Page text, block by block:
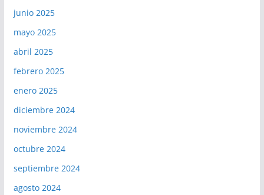
junio 2025
mayo 2025
abril 2025
febrero 2025
enero 2025
diciembre 2024
noviembre 2024
octubre 2024
septiembre 2024
agosto 2024